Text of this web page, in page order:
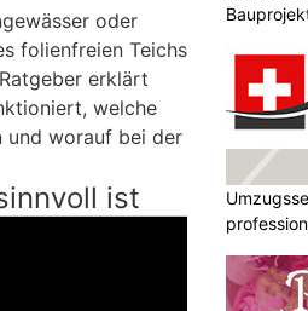
oder
folienfreien Teichs
erklärt
welche
und worauf bei der
ist